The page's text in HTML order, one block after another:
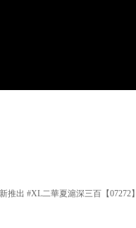
推出 #XL二華夏滬深三百【07272